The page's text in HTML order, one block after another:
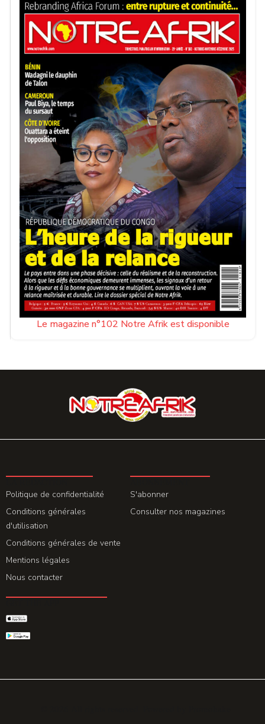
Le magazine n°102 Notre Afrik est disponible
Politique de confidentialité
Conditions générales
d'utilisation
Conditions générales de vente
Mentions légales
Nous contacter
S'abonner
Consulter nos magazines